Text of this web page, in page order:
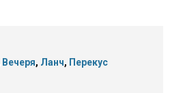
Вечеря, Ланч, Перекус